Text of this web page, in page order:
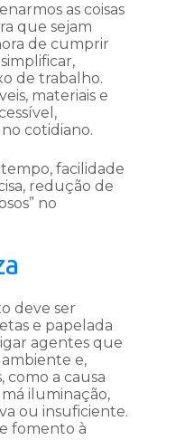
as coisas
que sejam
de cumprir
de trabalho.
materiais e
cotidiano.
facilidade
redução de
no
deve ser
e papelada
agentes que
e,
como a causa
iluminação,
ou insuficiente.
fomento à